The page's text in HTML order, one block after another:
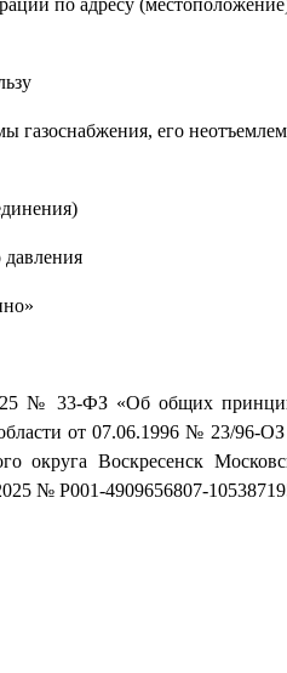
по адресу
газоснабжения, его
давления
№ 33-ФЗ «Об общих
от 07.06.1996 № 23/96-
округа Воскресенск
№ P001-4909656807-